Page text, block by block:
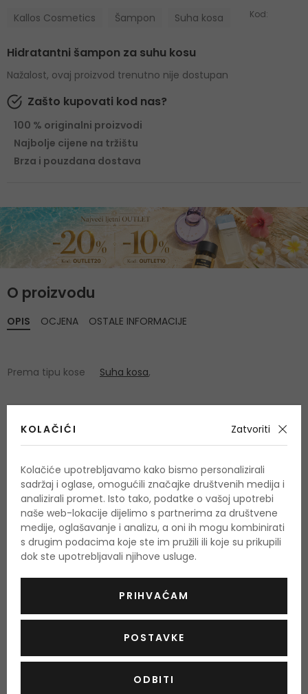
Kallos Cosmetics Šampon Suha kosa Kod:
Hidratantni šampon za suhu kosu
Nažalost, ovaj proizvod trenutno nije dostupan
Zašto kupovati kod nas?
100 % originalni proizvodi
Najbolje cijene na tržištu
Brza i pouzdana dostava
O proizvodu
OPIS
Prema tipu kose Suha kosa,
OCJENA OSTALE INFORMACIJE
OSTALI PROIZVODI IZ ASORTIMANA
Kallos Cosmetics Cherry
-20%. KOD: OUTLET20
KOLAČIĆI Zatvoriti
Kolačiće upotrebljavamo kako bismo personalizirali
sadržaj i oglase, omogućili značajke društvenih medija i
analizirali promet. Isto tako, podatke o vašoj upotrebi
naše web-lokacije dijelimo s partnerima za društvene
medije, oglašavanje i analizu, a oni ih mogu kombinirati
s drugim podacima koje ste im pružili ili koje su prikupili
dok ste upotrebljavali njihove usluge.
PRIHVAĆAM
POSTAVKE
ODBITI